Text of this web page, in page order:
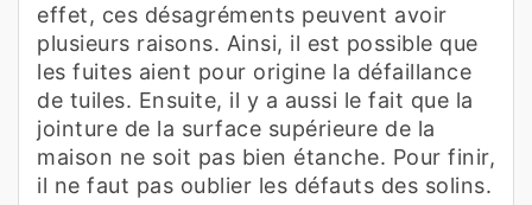
effet, ces désagréments peuvent avoir
plusieurs raisons. Ainsi, il est possible que
les fuites aient pour origine la défaillance
de tuiles. Ensuite, il y a aussi le fait que la
jointure de la surface supérieure de la
maison ne soit pas bien étanche. Pour finir,
il ne faut pas oublier les défauts des solins.